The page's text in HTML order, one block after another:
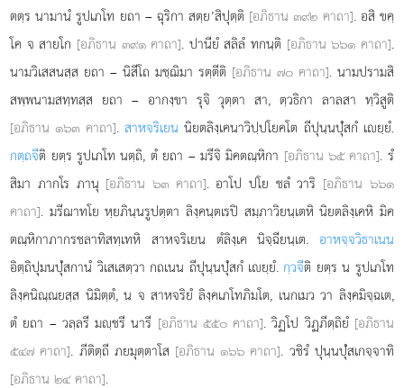
ตตฺร นามานํ รูปเภโท ยถา – ฉุริกา สตฺย’สิปุตฺติ [อภิธาน ๓๙๒ คาถา]. อสิ ขคฺ
โค จ สายโก [อภิธาน ๓๙๑ คาถา]. ปานียํ สลิลํ ทกนฺติ [อภิธาน ๖๖๑ คาถา].
นามวิเสสนสฺส ยถา – นิสีโถ มชฺฌิมา รตฺตีติ [อภิธาน ๗๐ คาถา]. นามปรามสิ
สพฺพนามสทฺทสฺส ยถา – อากงฺขา รุจิ วุตฺตา สา, ตฺวธิกา ลาลสา ทฺวิสูติ
[อภิธาน ๑๖๓ คาถา]. สาหจริเยน นิยตลิงฺเคนาวิปฺปโยคโต ถีปุนฺนปุํสกํ เยฺยํ.
กตฺถจีติ ยตฺร รูปเภโท นตฺถิ, ตํ ยถา – มรีจิ มิคตณฺหิกา [อภิธาน ๖๕ คาถา]. รํ
สิมา ภากโร ภานุ [อภิธาน ๖๓ คาถา]. อาโป ปโย ชลํ วาริ [อภิธาน ๖๖๑
คาถา]. มรีฌาทโย หฺยภินฺนรูปตฺตา ลิงฺคนฺตเรปิ สมฺภาวิยนฺเตหิ นิยตลิงฺเคหิ มิค
ตณฺหิกาภากรชลาทิสทฺเทหิ สาหจริเยน ตํลิงฺเค นิจฺฉียนฺเต. อาหจฺจวิธาเนน
อิตฺถิปุมนปุํสกานํ วิเสเสตฺวา กถเนน ถีปุนฺนปุํสกํ เยฺยํ. กฺวจีติ ยตฺร น รูปเภโท
ลิงฺคนิณฺณยสฺส นิมิตฺตํ, น จ สาหจริยํ ลิงฺคเภโทภิมโต, เนกเมว วา ลิงฺคมิจฺฉเต,
ตํ ยถา – วลฺลรี มฺชรี นารี [อภิธาน ๕๕๐ คาถา]. วิฏโป วิฏภีตฺถิยํ [อภิธาน
๕๔๗ คาถา]. ภีติตฺถี ภยมุตฺตาโส [อภิธาน ๑๖๖ คาถา]. วชิรํ ปุนฺนปุํสเกจฺจาทิ
[อภิธาน ๒๔ คาถา].